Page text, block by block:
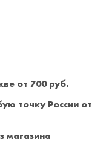
от 700 руб.
точку России от
магазина